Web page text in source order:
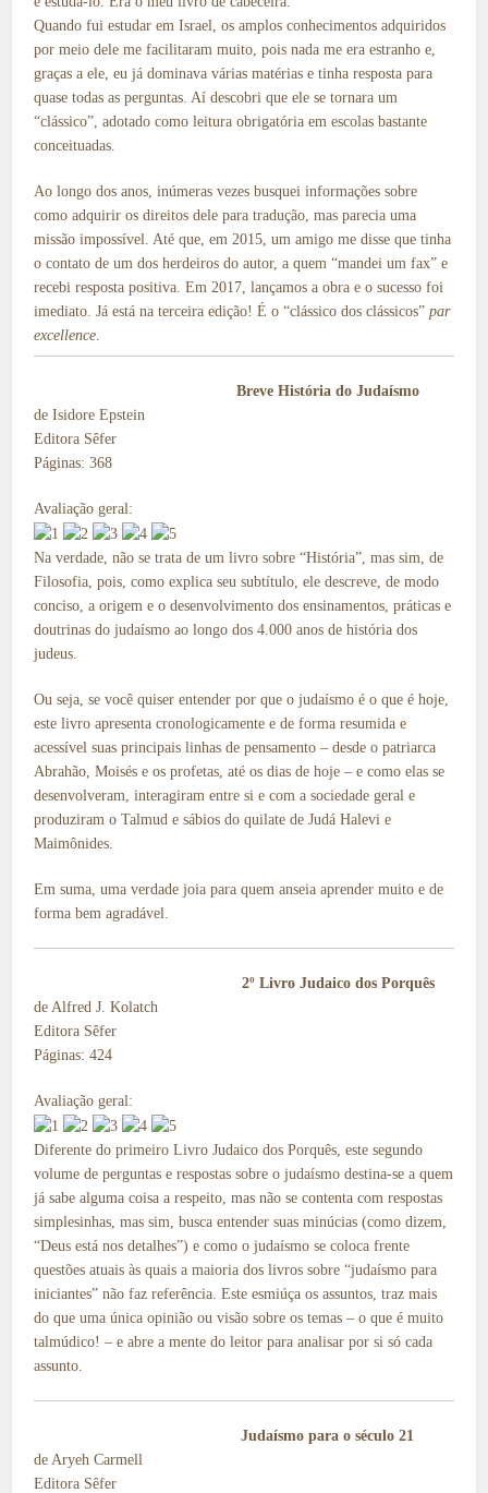
Quando fui estudar em Israel, os amplos conhecimentos adquiridos
por meio dele me facilitaram muito, pois nada me era estranho e,
graças a ele, eu já dominava várias matérias e tinha resposta para
quase todas as perguntas. Aí descobri que ele se tornara um
“clássico”, adotado como leitura obrigatória em escolas bastante
conceituadas.
Ao longo dos anos, inúmeras vezes busquei informações sobre
como adquirir os direitos dele para tradução, mas parecia uma
missão impossível. Até que, em 2015, um amigo me disse que tinha
o contato de um dos herdeiros do autor, a quem “mandei um fax” e
recebi resposta positiva. Em 2017, lançamos a obra e o sucesso foi
imediato. Já está na terceira edição! É o “clássico dos clássicos”par
excellence.
Breve História do Judaísmo
de Isidore Epstein
Editora Sêfer
Páginas: 368
Avaliação geral:
Na verdade, não se trata de um livro sobre “História”, mas sim, de
Filosofia, pois, como explica seu subtítulo, ele descreve, de modo
conciso, a origem e o desenvolvimento dos ensinamentos, práticas e
doutrinas do judaísmo ao longo dos 4.000 anos de história dos
judeus.
Ou seja, se você quiser entender por que o judaísmo é o que é hoje,
este livro apresenta cronologicamente e de forma resumida e
acessível suas principais linhas de pensamento – desde o patriarca
Abrahão, Moisés e os profetas, até os dias de hoje – e como elas se
desenvolveram, interagiram entre si e com a sociedade geral e
produziram o Talmud e sábios do quilate de Judá Halevi e
Maimônides.
Em suma, uma verdade joia para quem anseia aprender muito e de
forma bem agradável.
2º Livro Judaico dos Porquês
de Alfred J. Kolatch
Editora Sêfer
Páginas: 424
Avaliação geral:
Diferente do primeiro Livro Judaico dos Porquês, este segundo
volume de perguntas e respostas sobre o judaísmo destina-se a quem
já sabe alguma coisa a respeito, mas não se contenta com respostas
simplesinhas, mas sim, busca entender suas minúcias (como dizem,
“Deus está nos detalhes”) e como o judaísmo se coloca frente
questões atuais às quais a maioria dos livros sobre “judaísmo para
iniciantes” não faz referência. Este esmiúça os assuntos, traz mais
do que uma única opinião ou visão sobre os temas – o que é muito
talmúdico! – e abre a mente do leitor para analisar por si só cada
assunto.
Judaísmo para o século 21
de Aryeh Carmell
Editora Sêfer